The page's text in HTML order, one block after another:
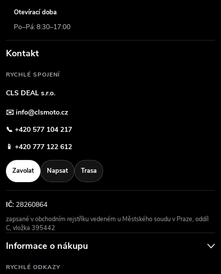
Otevírací doba
Po–Pá: 8:30–17:00
Kontakt
RYCHLÉ SPOJENÍ
CLS DEAL s.r.o.
✉️ info@clsmoto.cz
📞 +420 577 104 217
📱 +420 777 122 612
Zavolat Napsat Trasa
IČ: 28260864
zapsané v obchodním rejstříku vedeném u Městského soudu v Praze, oddíl
C, vložka 395442
Informace o nákupu
RYCHLÉ ODKAZY